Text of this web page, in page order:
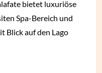
bietet luxuriöse
Spa-Bereich und
Blick auf den Lago